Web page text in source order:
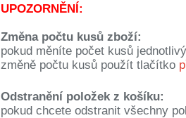
UPOZORNĚNÍ:
Změna počtu kusů zboží:
pokud měníte počet kusů
změně počtu kusů použít tlačítko
Odstranění položek z košíku:
pokud chcete odstranit všechny